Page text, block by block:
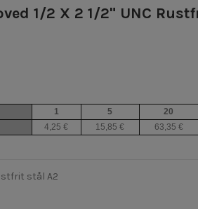
1/2 X 2 1/2" UNC
1 5 20
4,25 € 15,85 € 63,35 €
stål A2